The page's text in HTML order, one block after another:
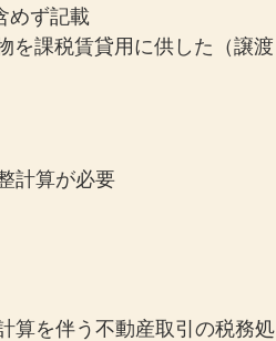
めず記載
を課税賃貸用に供した（譲渡
計算が必要
算を伴う不動産取引の税務処